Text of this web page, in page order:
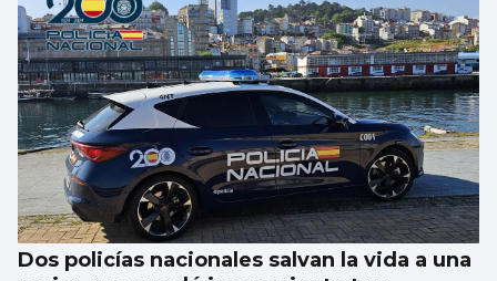
Nueva Pescanova renueva su buque
congelador para Namibia
Dos policías nacionales salvan la vida a una